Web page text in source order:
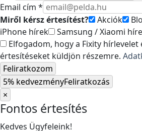
Email cím *
Miről kérsz értesítést?
Akciók
iPhone hírek
Samsung / Xiaomi
Elfogadom, hogy a Fixity hírlevelet
értesítéseket küldjön részemre.
Feliratkozom
5% kedvezményFeliratkozás
×
Fontos értesítés
Kedves Ügyfeleink!